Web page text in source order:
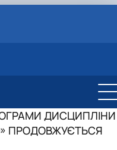
ДИСЦИПЛІНИ
ПРОДОВЖУЄТЬСЯ